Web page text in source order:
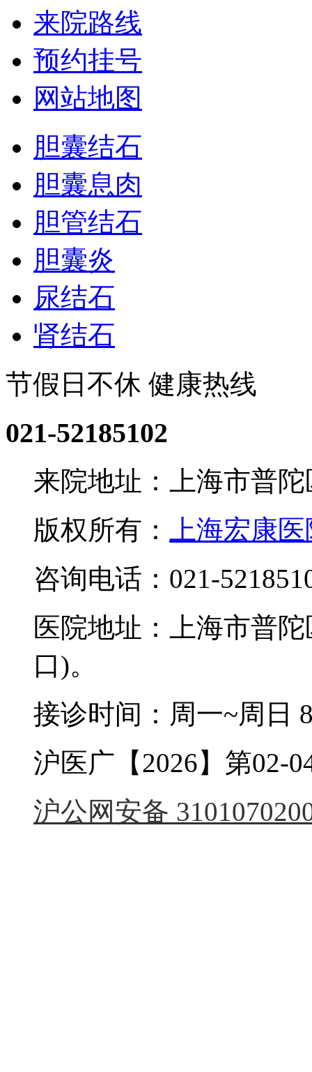
来院路线
预约挂号
网站地图
胆囊结石
胆囊息肉
胆管结石
胆囊炎
尿结石
肾结石
节假日不休 健康热线
021-52185102
来院地址：上海市普
版权所有：
上海宏康
咨询电话：021-
医院地址：上海市普
口)。
接诊时间：周一~周日
沪医广【2026】第02-
沪公网安备